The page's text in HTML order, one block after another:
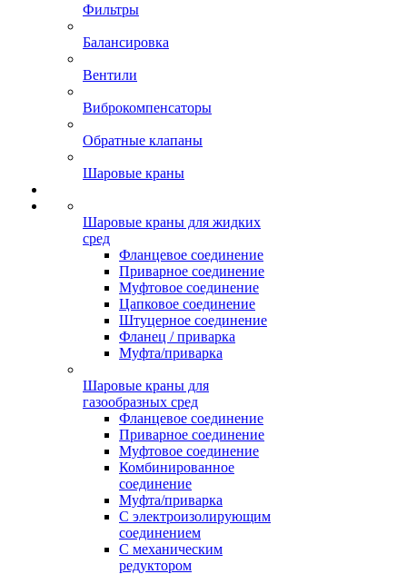
Фильтры
Балансировка
Вентили
Виброкомпенсаторы
Обратные клапаны
Шаровые краны
Шаровые краны для жидких
сред
Фланцевое соединение
Приварное соединение
Муфтовое соединение
Цапковое соединение
Штуцерное соединение
Фланец / приварка
Муфта/приварка
Шаровые краны для
газообразных сред
Фланцевое соединение
Приварное соединение
Муфтовое соединение
Комбинированное
соединение
Муфта/приварка
С электроизолирующим
соединением
С механическим
редуктором